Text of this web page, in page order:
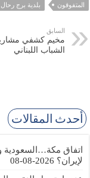
المتفوقون
بلدية برج
السابق
مخيم كشفي
الشباب اللبناني
أحدث المقالات
اتفاق مكة…السعودية
لإيران؟ 2026-08-08